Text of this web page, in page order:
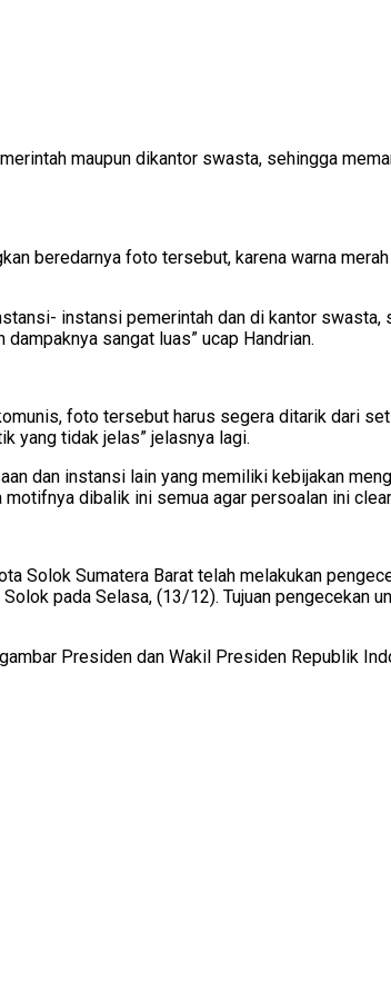
maupun dikantor swasta, sehingga
beredarnya foto tersebut, karena warna
instansi pemerintah dan di kantor
sangat luas” ucap Handrian.
foto tersebut harus segera ditarik dari
yang tidak jelas” jelasnya lagi.
dan instansi lain yang memiliki kebijakan
dibalik ini semua agar persoalan ini
Solok Sumatera Barat telah melakukan
pada Selasa, (13/12). Tujuan pengecekan
Presiden dan Wakil Presiden Republik